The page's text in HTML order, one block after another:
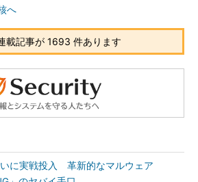
へ
載記事が 1693 件あります
に実戦投入 革新的なマルウェア